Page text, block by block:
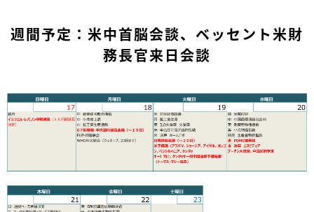
週間予定：米中首脳会談、ベッセント米財
務長官来日会談